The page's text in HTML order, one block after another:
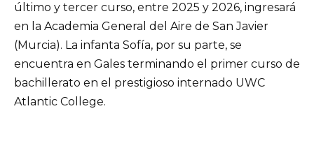
último y tercer curso, entre 2025 y 2026, ingresará
en la Academia General del Aire de San Javier
(Murcia). La infanta Sofía, por su parte, se
encuentra en Gales terminando el primer curso de
bachillerato en el prestigioso internado UWC
Atlantic College.